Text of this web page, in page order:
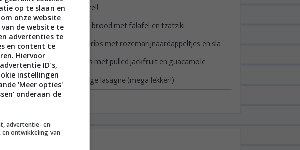
minuten
is altijd
Update!!
Turks brood met falafel en tzatziki
Spareribs met rozemarijnaardappeltjes en sla
Taco’s met pulled jackfruit en guacamole
Kruidige lasagne (mega lekker!)
op te slaan en
onze website
de website te
advertenties te
en content te
Hiervoor
ID’s,
instellingen
'Meer opties'
onderaan de
advertentie- en
ontwikkeling van